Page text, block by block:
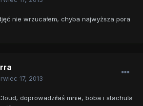
nie wrzucałem, chyba najwyższa pora
17, 2013
doprowadziłaś mnie, boba i stachula